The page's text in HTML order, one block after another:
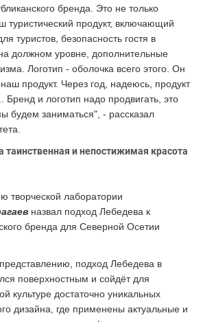
бренда. Это не только
туристический продукт, включающий
туристов, безопасность гостя в
должном уровне, дополнительные
Логотип - оболочка всего этого. Он
продукт. Через год, надеюсь, продукт
Бренд и логотип надо продвигать, это
будем заниматься", - рассказал
таинственная и непостижимая красота
творческой лаборатории
назвал подход Лебедева к
бренда для Северной Осетии
подход Лебедева в
поверхностным и сойдёт для
культуре достаточно уникальных
дизайна, где применены актуальные и